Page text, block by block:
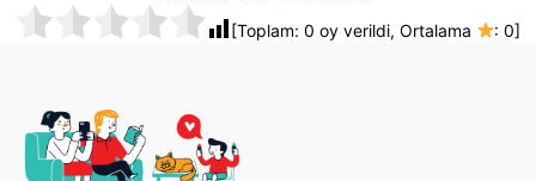
[Toplam: 0 oy verildi, Ortalama :0]